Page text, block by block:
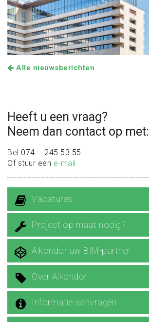
Alle nieuwsberichten
Heeft u een vraag?
Neem dan contact op met:
Bel 074 – 245 53 55
Of stuur een e-mail
Vacatures
Project op maat nodig?
Alkondor uw BIM-partner
Over Alkondor
Informatie aanvragen